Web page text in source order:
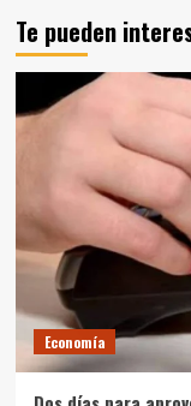
Te pueden
Economía